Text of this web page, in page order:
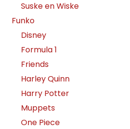
Suske en Wiske
Funko
Disney
Formula 1
Friends
Harley Quinn
Harry Potter
Muppets
One Piece